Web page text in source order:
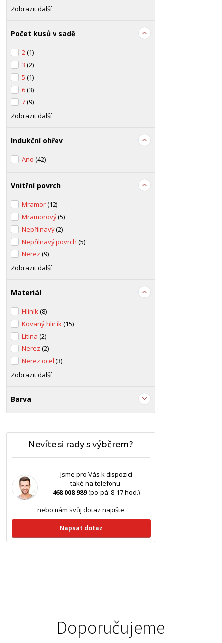
Zobrazit další
Počet kusů v sadě
2(1)
3(2)
5(1)
6(3)
7(9)
Zobrazit další
Indukční ohřev
Ano(42)
Vnitřní povrch
Mramor(12)
Mramorový(5)
Nepřilnavý(2)
Nepřilnavý povrch(5)
Nerez(9)
Zobrazit další
Materiál
Hliník(8)
Kovaný hliník(15)
Litina(2)
Nerez(2)
Nerez ocel(3)
Zobrazit další
Barva
Nevíte si rady s výběrem?
Jsme pro Vás k dispozici
také na telefonu
468 008 989(po-pá: 8-17 hod.)
nebo nám svůj dotaz napište
Napsat dotaz
Doporučujeme